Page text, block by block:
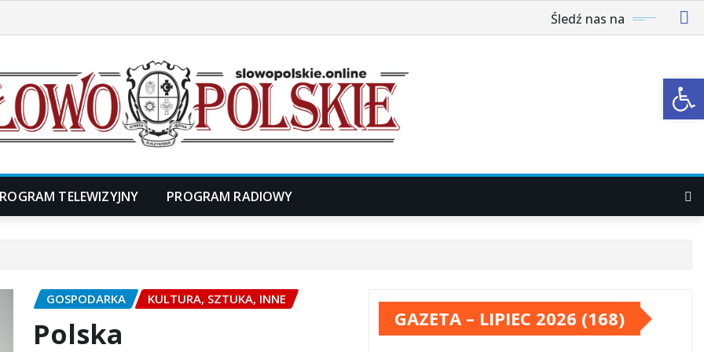
Śledź nas na
TELEWIZYJNY PROGRAM RADIOWY
GOSPODARKA KULTURA, SZTUKA, INNE
Polska
GAZETA – LIPIEC 2026 (168)